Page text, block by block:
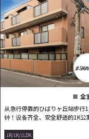
全
从急行停靠的ひばりヶ丘站步行
钟！设备齐全、安全舒适的1K公
1R/1K/1LDK